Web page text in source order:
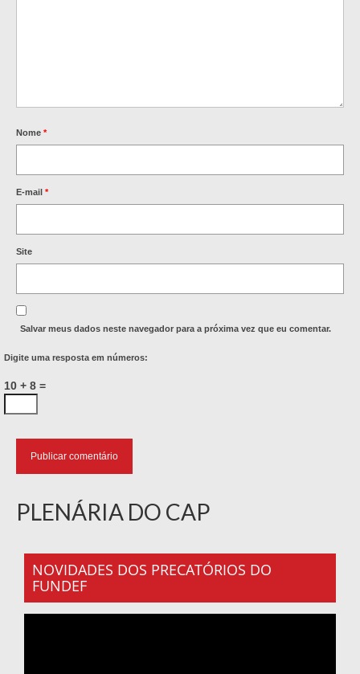
Nome *
E-mail *
Site
Salvar meus dados neste navegador para a próxima vez que eu comentar.
Digite uma resposta em números:
10 + 8 =
PLENÁRIA DO CAP
NOVIDADES DOS PRECATÓRIOS DO
FUNDEF